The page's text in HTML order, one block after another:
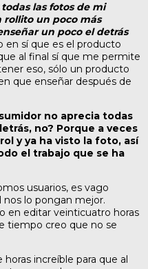
las fotos de mi
un poco más
un poco el detrás
en sí que es el producto
al final sí que me permite
eso, sólo un producto
que enseñar después de
no aprecia todas
no? Porque a veces
y ya ha visto la foto, así
el trabajo que se ha
usuarios, es vago
nos lo pongan mejor.
en editar veinticuatro horas
tiempo creo que no se
increíble para que al